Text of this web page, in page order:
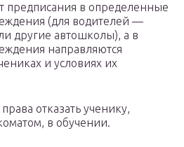
предписания в определенные
(для водителей —
другие автошколы), а в
направляются
и условиях их
отказать ученику,
в обучении.